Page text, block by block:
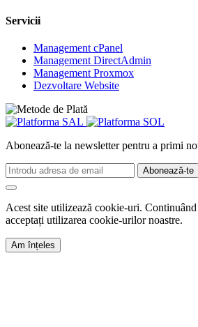
Servicii
Management cPanel
Management DirectAdmin
Management Proxmox
Dezvoltare Website
Abonează-te la newsletter pentru a primi
Abonează-te
Acest site utilizează cookie-uri.
acceptați utilizarea cookie-urilor noastre.
Am înțeles